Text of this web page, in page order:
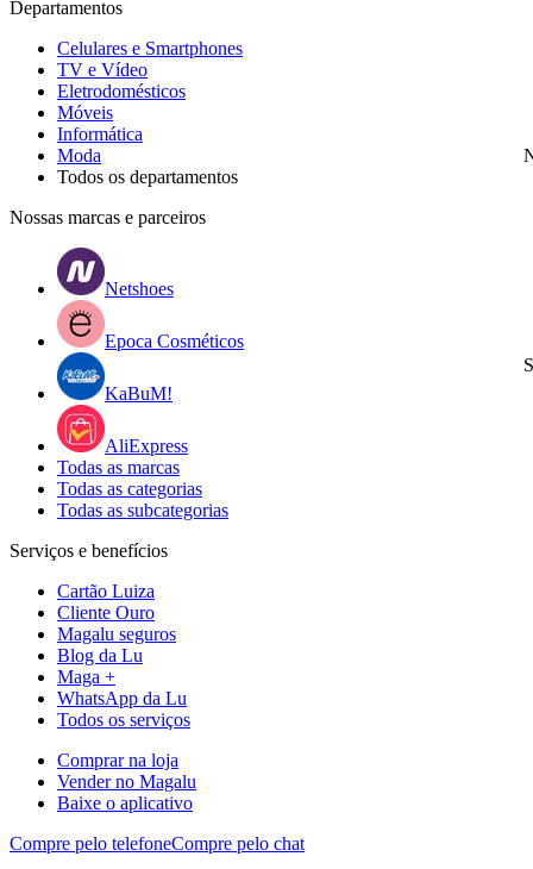
Departamentos
Celulares e Smartphones
TV e Vídeo
Eletrodomésticos
Móveis
Informática
Moda
Todos os departamentos
Nossas marcas e parceiros
Netshoes
Epoca Cosméticos
KaBuM!
AliExpress
Todas as marcas
Todas as categorias
Todas as subcategorias
Serviços e benefícios
Cartão Luiza
Cliente Ouro
Magalu seguros
Blog da Lu
Maga +
WhatsApp da Lu
Todos os serviços
Comprar na loja
Vender no Magalu
Baixe o aplicativo
Compre pelo telefoneCompre pelo chat